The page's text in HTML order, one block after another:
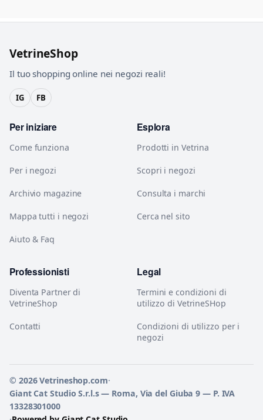
VetrineShop
Il tuo shopping online nei negozi reali!
IG FB
Per iniziare
Come funziona
Per i negozi
Archivio magazine
Mappa tutti i negozi
Aiuto & Faq
Esplora
Prodotti in Vetrina
Scopri i negozi
Consulta i marchi
Cerca nel sito
Professionisti
Diventa Partner di
VetrineShop
Contatti
Legal
Termini e condizioni di
utilizzo di VetrineSHop
Condizioni di utilizzo per i
negozi
© 2026 Vetrineshop.com·
Giant Cat Studio S.r.l.s — Roma, Via del Giuba 9 — P. IVA
13328301000